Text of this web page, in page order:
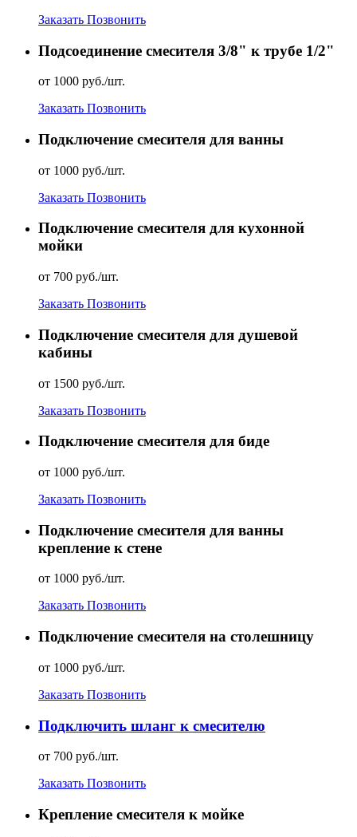
Заказать Позвонить
Подсоединение смесителя 3/8" к трубе 1/2"
от 1000 руб./шт.
Заказать Позвонить
Подключение смесителя для ванны
от 1000 руб./шт.
Заказать Позвонить
Подключение смесителя для кухонной
мойки
от 700 руб./шт.
Заказать Позвонить
Подключение смесителя для душевой
кабины
от 1500 руб./шт.
Заказать Позвонить
Подключение смесителя для биде
от 1000 руб./шт.
Заказать Позвонить
Подключение смесителя для ванны
крепление к стене
от 1000 руб./шт.
Заказать Позвонить
Подключение смесителя на столешницу
от 1000 руб./шт.
Заказать Позвонить
Подключить шланг к смесителю
от 700 руб./шт.
Заказать Позвонить
Крепление смесителя к мойке